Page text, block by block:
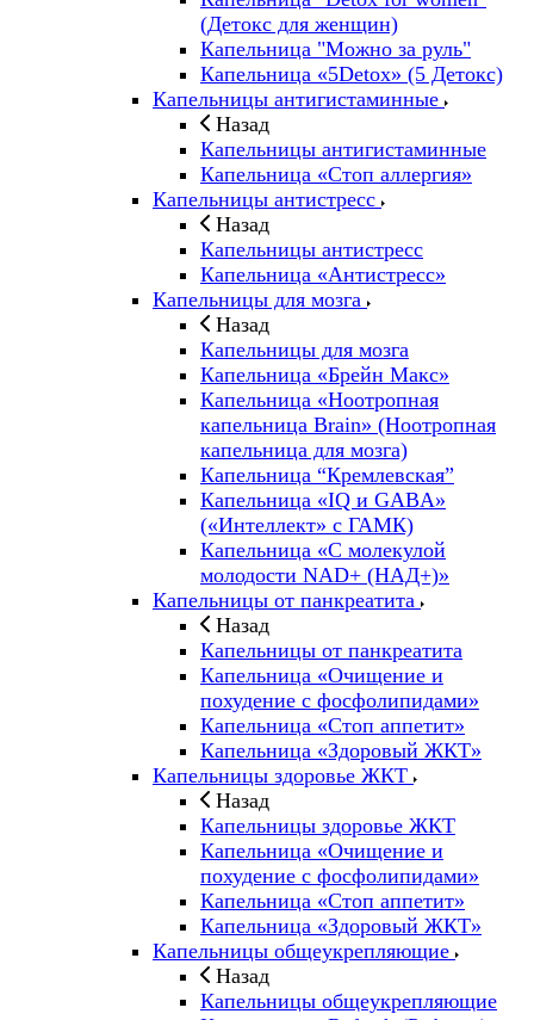
(Детокс для женщин)
Капельница "Можно за руль"
Капельница «5Detox» (5 Детокс)
Капельницы антигистаминные
Назад
Капельницы антигистаминные
Капельница «Стоп аллергия»
Капельницы антистресс
Назад
Капельницы антистресс
Капельница «Антистресс»
Капельницы для мозга
Назад
Капельницы для мозга
Капельница «Брейн Макс»
Капельница «Ноотропная
капельница Brain» (Ноотропная
капельница для мозга)
Капельница “Кремлевская”
Капельница «IQ и GABA»
(«Интеллект» с ГАМК)
Капельница «С молекулой
молодости NAD+ (НАД+)»
Капельницы от панкреатита
Назад
Капельницы от панкреатита
Капельница «Очищение и
похудение с фосфолипидами»
Капельница «Стоп аппетит»
Капельница «Здоровый ЖКТ»
Капельницы здоровье ЖКТ
Назад
Капельницы здоровье ЖКТ
Капельница «Очищение и
похудение с фосфолипидами»
Капельница «Стоп аппетит»
Капельница «Здоровый ЖКТ»
Капельницы общеукрепляющие
Назад
Капельницы общеукрепляющие